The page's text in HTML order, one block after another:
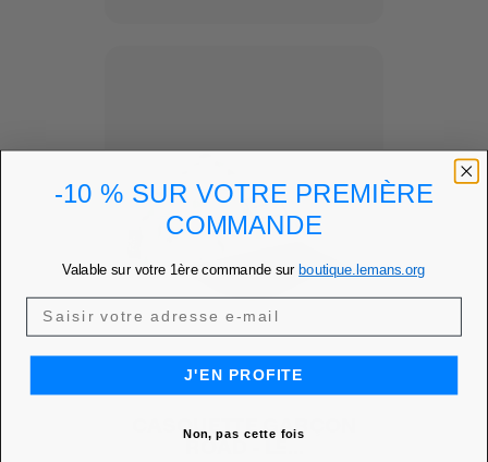
CASQUETTE GARÇON
ROAD - LE...
-10 % SUR VOTRE PREMIÈRE
COMMANDE
Valable sur votre 1ère commande sur boutique.lemans.org
J'EN PROFITE
Non, pas cette fois